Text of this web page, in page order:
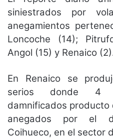
siniestrados por
anegamientos
Loncoche (14);
Angol (15) y Renaico
En Renaico se
serios donde 4
damnificados producto
anegados por el
Coihueco, en el sector